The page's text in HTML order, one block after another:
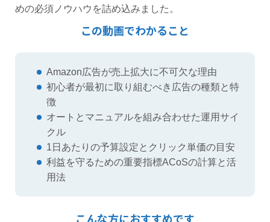
めの必須ノウハウを詰め込みました。
この動画でわかること
Amazon広告が売上拡大に不可欠な理由
初心者が最初に取り組むべき広告の種類と特
徴
オートとマニュアルを組み合わせた運用サイ
クル
1日あたりの予算設定とクリック単価の目安
利益を守るための重要指標ACoSの計算と活
用法
こんな方におすすめです